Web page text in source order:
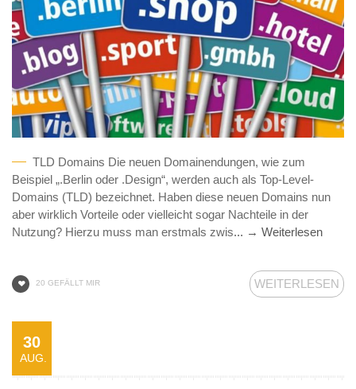
TLD Domains Die neuen Domainendungen, wie zum
Beispiel „.Berlin oder .Design“, werden auch als Top-Level-
Domains (TLD) bezeichnet. Haben diese neuen Domains nun
aber wirklich Vorteile oder vielleicht sogar Nachteile in der
Nutzung? Hierzu muss man erstmals zwis... → Weiterlesen
20 GEFÄLLT MIR WEITERLESEN
30
AUG.